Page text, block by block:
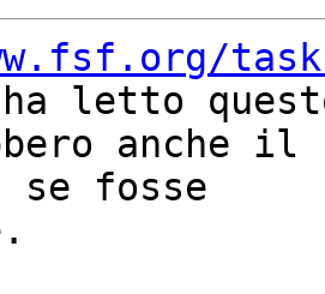
ha letto
anche
se fosse